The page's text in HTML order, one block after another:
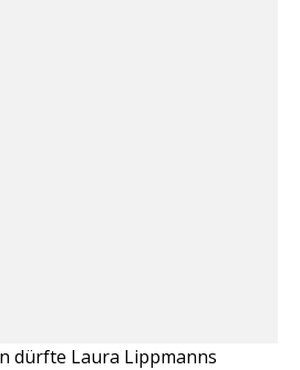
dürfte Laura Lippmanns